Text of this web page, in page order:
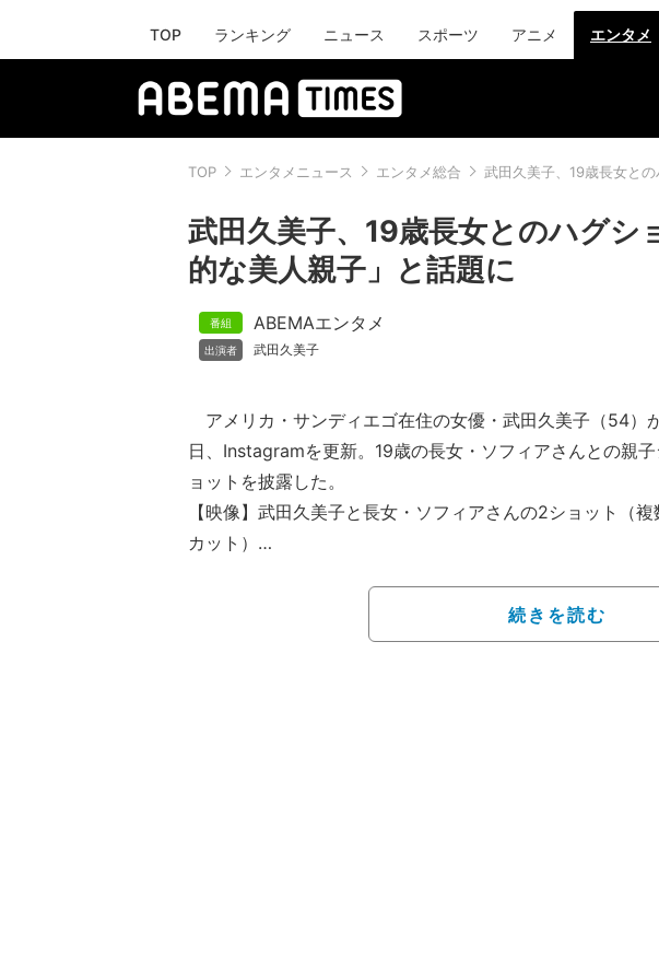
TOP ランキング ニュース スポーツ アニメ エンタメ
TOP エンタメニュース エンタメ総合 武田久美子、19歳長女と
武田久美子、19歳長女とのハグシ
的な美人親子」と話題に
ABEMAエンタメ
武田久美子
アメリカ・サンディエゴ在住の女優・武田久美子（54）
日、Instagramを更新。19歳の長女・ソフィアさんとの親子
ョットを披露した。
【映像】武田久美子と長女・ソフィアさんの2ショット（複
カット）
た。2016年に離婚したが、現在もサンディエゴを生活の拠
続きを読む